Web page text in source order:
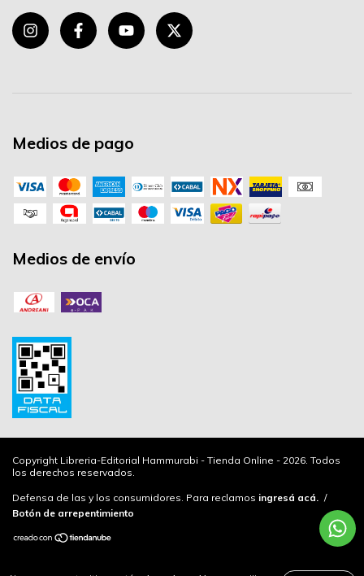
Medios de pago
Medios de envío
Copyright Libreria-Editorial Hammurabi - Tienda Online - 2026. Todos
los derechos reservados.
Defensa de las y los consumidores. Para reclamos ingresá acá. /
Botón de arrepentimiento